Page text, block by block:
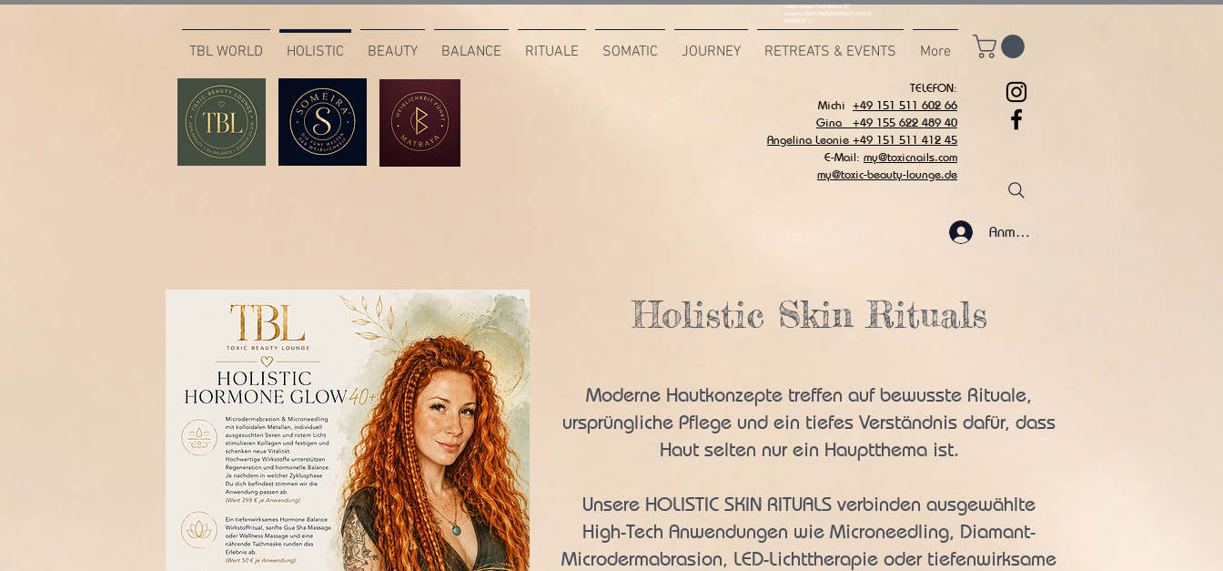
<meta name="msvalidate.01"
content="687C7942539BAEE65C1AF6DB
7F6B85CA" />
TBL WORLD HOLISTIC BEAUTY BALANCE RITUALE SOMATIC JOURNEY RETREATS & EVENTS More
TELEFON:
Michi +49 151 511 602 66
Gina +49 155 622 489 40
Angelina Leonie +49 151 511 412 45
E-Mail: my@toxicnails.com
my@toxic-beauty-lounge.de
Anmelden
Holistic Skin Rituals
Moderne Hautkonzepte treffen auf bewusste Rituale,
ursprüngliche Pflege und ein tiefes Verständnis dafür, dass
Haut selten nur ein Hauptthema ist.
Unsere HOLISTIC SKIN RITUALS verbinden ausgewählte
High-Tech Anwendungen wie Microneedling, Diamant-
Microdermabrasion, LED-Lichttherapie oder tiefenwirksame